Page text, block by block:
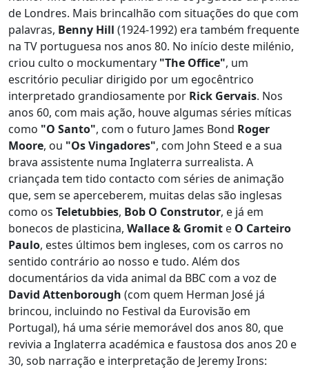
de Londres. Mais brincalhão com situações do que com
palavras, Benny Hill (1924-1992) era também frequente
na TV portuguesa nos anos 80. No início deste milénio,
criou culto o mockumentary "The Office", um
escritório peculiar dirigido por um egocêntrico
interpretado grandiosamente por Rick Gervais. Nos
anos 60, com mais ação, houve algumas séries míticas
como "O Santo", com o futuro James Bond Roger
Moore, ou "Os Vingadores", com John Steed e a sua
brava assistente numa Inglaterra surrealista. A
criançada tem tido contacto com séries de animação
que, sem se aperceberem, muitas delas são inglesas
como os Teletubbies, Bob O Construtor, e já em
bonecos de plasticina, Wallace & Gromit e O Carteiro
Paulo, estes últimos bem ingleses, com os carros no
sentido contrário ao nosso e tudo. Além dos
documentários da vida animal da BBC com a voz de
David Attenborough (com quem Herman José já
brincou, incluindo no Festival da Eurovisão em
Portugal), há uma série memorável dos anos 80, que
revivia a Inglaterra académica e faustosa dos anos 20 e
30, sob narração e interpretação de Jeremy Irons: